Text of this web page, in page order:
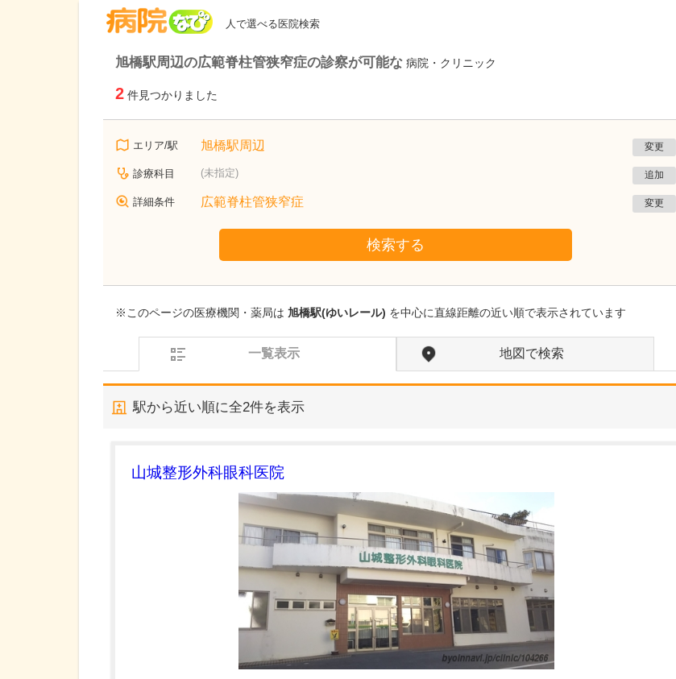
人で選べる医院検索
旭橋駅周辺の広範脊柱管狭窄症の診察が可能な 病院・クリニック
2 件見つかりました
エリア/駅 旭橋駅周辺 変更
診療科目 (未指定) 追加
詳細条件 広範脊柱管狭窄症 変更
検索する
※このページの医療機関・薬局は 旭橋駅(ゆいレール) を中心に直線距離の近い順で表示されています
一覧表示 地図で検索
駅から近い順に全2件を表示
山城整形外科眼科医院
沖縄県那覇市
一銀内科胃腸科クリニック
内視鏡検査は、どのくらいの頻度で受ける
患者さんの年齢などにも
あった方は大腸がんのリ
ス…